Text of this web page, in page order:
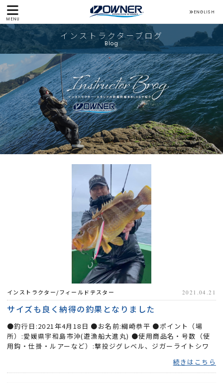
MENU
ENGLISH
インストラクターブログ
Blog
インストラクター/フィールドテスター 2021.04.21
サイズも良く納得の釣果となりました
●釣行日:2021年4月18日 ●お名前:綱崎恭平 ●ポイント（場
所）:愛媛県宇和島市沖(遊漁船大進丸) ●使用商品名・号数（使
用鈎・仕掛・ルアーなど）:撃投ジグレベル、ジガーライトシワ
続きはこちら